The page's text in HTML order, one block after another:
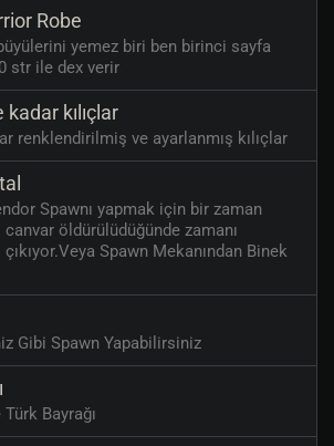
Robe
yemez biri ben birinci sayfa
str ile dex verir
kılıçlar
renklendirilmiş ve ayarlanmış kılıçlar
Spawnı yapmak için bir zaman
öldürülüdüğünde zamanı
Spawn Mekanından Binek
Gibi Spawn Yapabilirsiniz
Bayrağı